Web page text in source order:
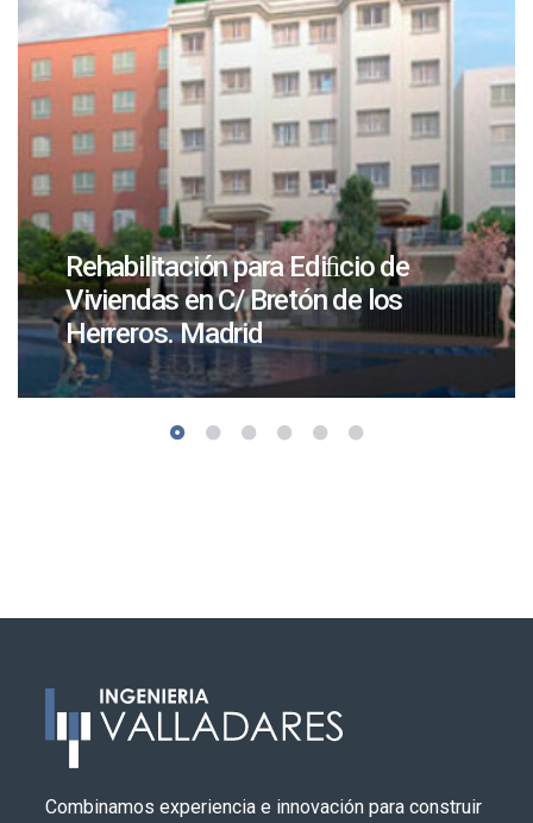
Rehabilitación para Ediﬁcio de
Viviendas en C/ Bretón de los
Herreros. Madrid
Combinamos experiencia e innovación para construir